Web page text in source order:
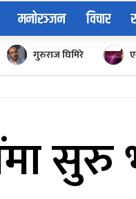
मनोरञ्जन विचार
गुरुराज घिमिरे